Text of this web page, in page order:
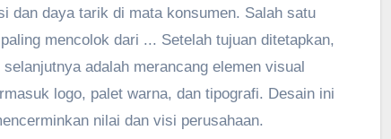
dan daya tarik di mata konsumen. Salah satu
mencolok dari ... Setelah tujuan ditetapkan,
selanjutnya adalah merancang elemen visual
logo, palet warna, dan tipografi. Desain ini
nilai dan visi perusahaan.